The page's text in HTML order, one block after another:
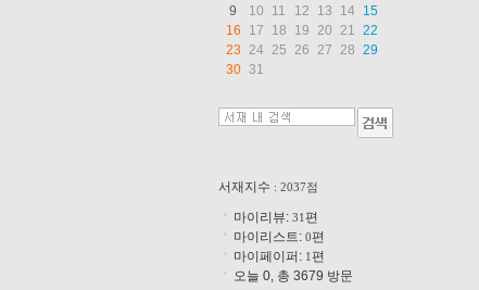
9
10 11 12 13 14
15
16
17 18 19 20 21 22
23 24 25 26 27 28 29
30 31
서재지수 : 2037점
마이리뷰: 31편
마이리스트: 0편
마이페이퍼: 1편
오늘 0, 총 3679 방문